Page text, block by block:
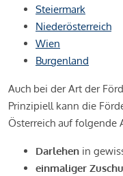
Steiermark
Niederösterreich
Wien
Burgenland
Auch bei der Art der
Prinzipiell kann die
Österreich auf folgende
Darlehen in
einmaliger